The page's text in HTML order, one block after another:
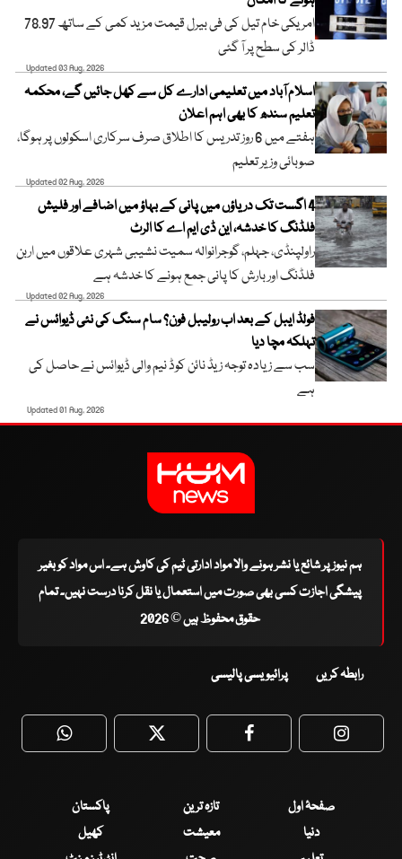
امریکی خام تیل کی فی بیرل قیمت مزید کمی کے ساتھ 78.97
ڈالر کی سطح پر آ گئی
Updated 03 Aug, 2026
اسلام آباد میں تعلیمی ادارے کل سے کھل جائیں گے، محکمہ
تعلیم سندھ کا بھی اہم اعلان
ہفتے میں 6 روز تدریس کا اطلاق صرف سرکاری اسکولوں پر ہوگا،
صوبائی وزیر تعلیم
Updated 02 Aug, 2026
4 اگست تک دریاؤں میں پانی کے بہاؤ میں اضافے اور فلیش
فلڈنگ کا خدشہ، این ڈی ایم اے کا الرٹ
راولپنڈی، جہلم، گوجرانوالہ سمیت نشیبی شہری علاقوں میں اربن
فلڈنگ اور بارش کا پانی جمع ہونے کا خدشہ ہے
Updated 02 Aug, 2026
فولڈ ایبل کے بعد اب رولیبل فون؟ سام سنگ کی نئی ڈیوائس نے
تہلکہ مچا دیا
سب سے زیادہ توجہ زیڈ نائن کوڈ نیم والی ڈیوائس نے حاصل کی
ہے
Updated 01 Aug, 2026
ہم نیوز پر شائع یا نشر ہونے والا مواد ادارتی ٹیم کی کاوش ہے۔ اس مواد کو بغیر
پیشگی اجازت کسی بھی صورت میں استعمال یا نقل کرنا درست نہیں۔ تمام
حقوق محفوظ ہیں © 2026
رابطہ کریں پرائیویسی پالیسی
WhatsApp Twitter Facebook
صفحۂ اول تازہ ترین
پاکستان
دنیا
معیشت
کھیل